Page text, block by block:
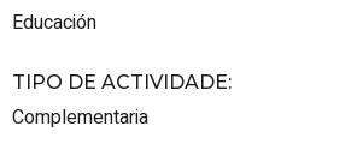
Educación
TIPO DE ACTIVIDADE:
Complementaria